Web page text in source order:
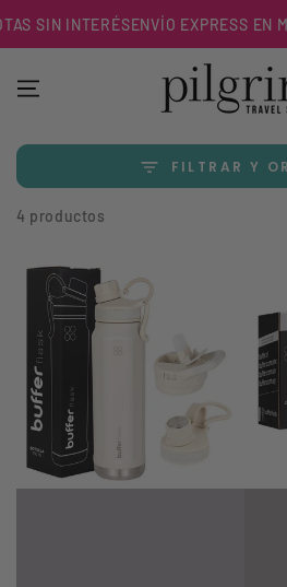
CONTENIDO
SIN INTERÉSENVÍO EXPRESS EN
FILTRAR Y
4 productos